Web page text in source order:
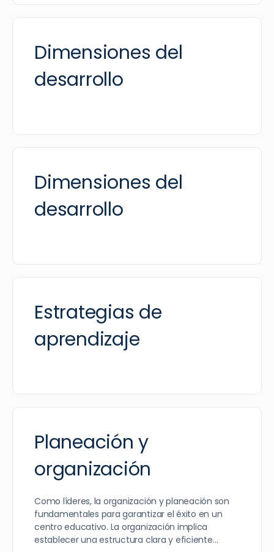
Dimensiones del
desarrollo
Dimensiones del
desarrollo
Estrategias de
aprendizaje
Planeación y
organización
Como líderes, la organización y planeación son
fundamentales para garantizar el éxito en un
centro educativo. La organización implica
establecer una estructura clara y eficiente…